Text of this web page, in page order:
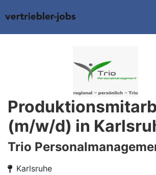
(m/w/d) in
Trio
Karlsruhe